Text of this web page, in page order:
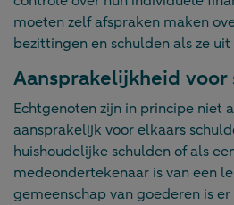
moeten zelf afspraken maken
bezittingen en schulden als ze
Aansprakelijkheid voor
Echtgenoten zijn in principe niet
aansprakelijk voor elkaars
huishoudelijke schulden of als
medeondertekenaar is van een
gemeenschap van goederen is